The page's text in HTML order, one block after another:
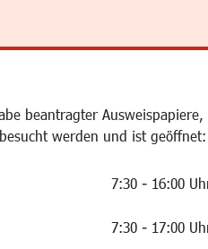
beantragter Ausweispapiere,
werden und ist geöffnet:
7:30 - 16:00
7:30 - 17:00